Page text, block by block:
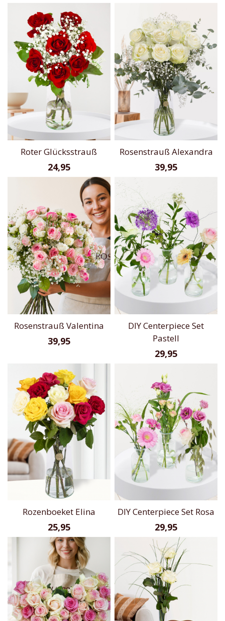
Roter Glücksstrauß
24,95
Rosenstrauß Alexandra
39,95
Rosenstrauß Valentina
39,95
DIY Centerpiece Set
Pastell
29,95
Rozenboeket Elina
25,95
DIY Centerpiece Set Rosa
29,95